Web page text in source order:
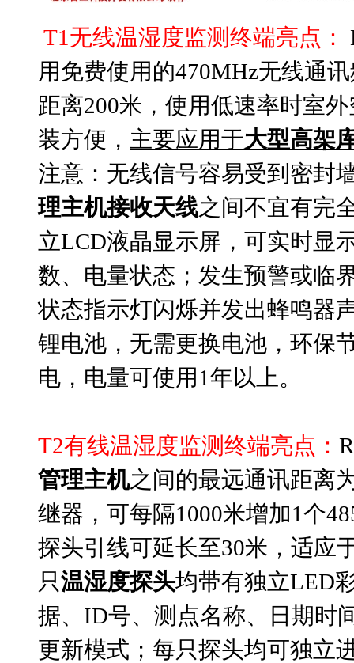
T1无线温湿度监测终端亮点：
用免费使用的470MHz无线通
距离200米，使用低速率时室
装方便， 主要应用于大型高架
注意：无线信号容易受到密封
理主机接收天线之间不宜有完
立LCD液晶显示屏，可实时显
数、电量状态；发生预警或临
状态指示灯闪烁并发出蜂鸣器
锂电池，无需更换电池，环保
电，电量可使用1年以上。
T2有线温湿度监测终端亮点：
管理主机之间的最远通讯距离
继器，可每隔1000米增加1个
探头引线可延长至30米，适应
只温湿度探头均带有独立LED
据、ID号、测点名称、日期时
更新模式；每只探头均可独立